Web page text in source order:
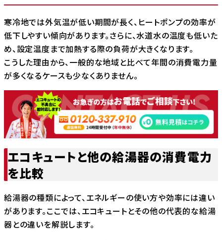
寒冷地では外気温が低い期間が長く、ヒートポンプの効率が
低下しやすい傾向があります。さらに、水道水の温度も低いた
め、設定温度まで加熱する際の負荷が大きくなります。
こうした理由から、一般的な地域と比べて年間の消費電力量
が多くなるケースも少なくありません。
エコキュートと他の給湯器の消費電力
を比較
給湯器の種類によって、エネルギーの使い方や効率には違い
があります。ここでは、エコキュートとその他の代表的な給湯
器との違いを解説します。